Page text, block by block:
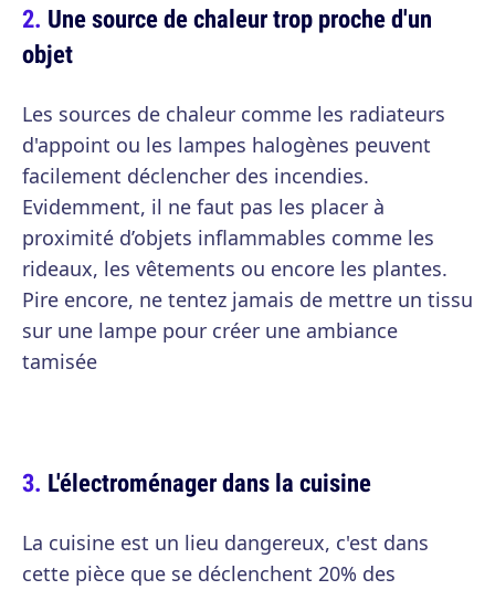
Une source de chaleur trop proche d'un
objet
Les sources de chaleur comme les radiateurs
d'appoint ou les lampes halogènes peuvent
facilement déclencher des incendies.
Evidemment, il ne faut pas les placer à
proximité d’objets inflammables comme les
rideaux, les vêtements ou encore les plantes.
Pire encore, ne tentez jamais de mettre un tissu
sur une lampe pour créer une ambiance
tamisée
L'électroménager dans la cuisine
La cuisine est un lieu dangereux, c'est dans
cette pièce que se déclenchent 20% des